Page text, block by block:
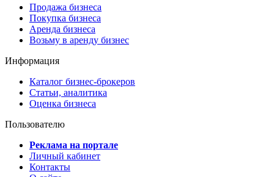
Продажа бизнеса
Покупка бизнеса
Аренда бизнеса
Возьму в аренду бизнес
Информация
Каталог бизнес-брокеров
Статьи, аналитика
Оценка бизнеса
Пользователю
Реклама на портале
Личный кабинет
Контакты